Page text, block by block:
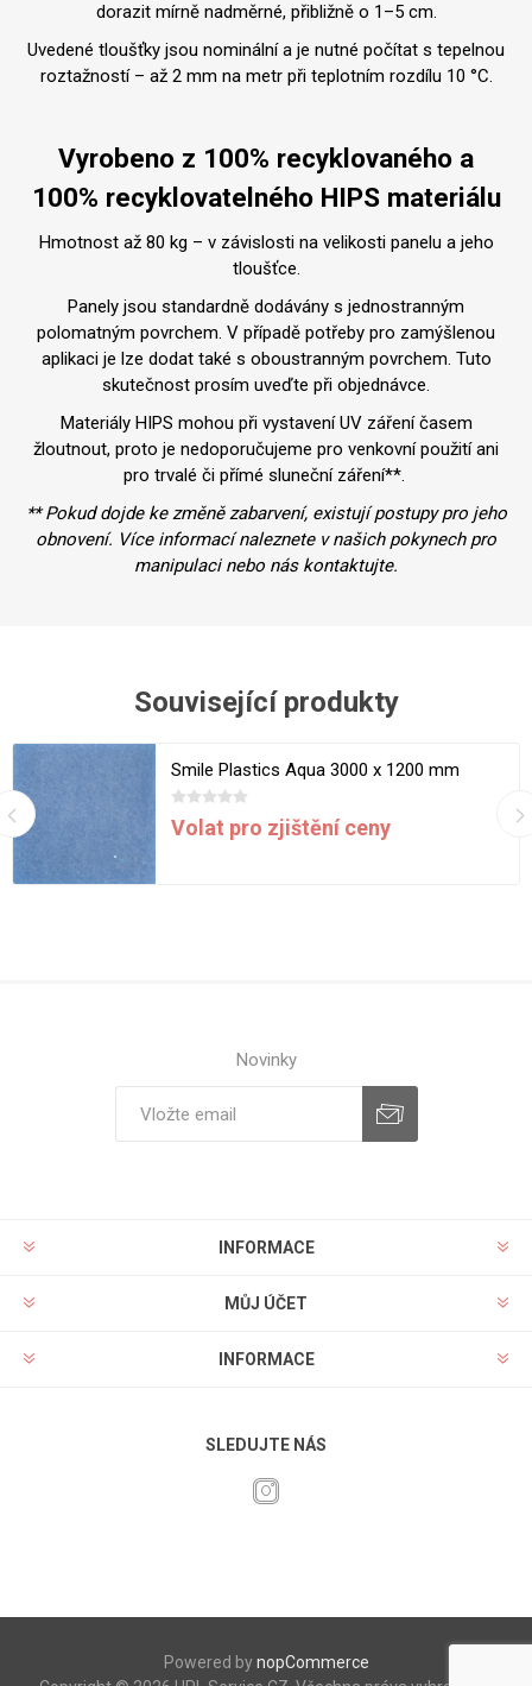
dorazit mírně nadměrné, přibližně o 1–5 cm.
Uvedené tloušťky jsou nominální a je nutné počítat s tepelnou
roztažností – až 2 mm na metr při teplotním rozdílu 10 °C.
Vyrobeno z 100% recyklovaného a
100% recyklovatelného HIPS materiálu
Hmotnost až 80 kg – v závislosti na velikosti panelu a jeho
tloušťce.
Panely jsou standardně dodávány s jednostranným
polomatným povrchem. V případě potřeby pro zamýšlenou
aplikaci je lze dodat také s oboustranným povrchem. Tuto
skutečnost prosím uveďte při objednávce.
Materiály HIPS mohou při vystavení UV záření časem
žloutnout, proto je nedoporučujeme pro venkovní použití ani
pro trvalé či přímé sluneční záření**.
** Pokud dojde ke změně zabarvení, existují postupy pro jeho
obnovení. Více informací naleznete v našich pokynech pro
manipulaci nebo nás kontaktujte.
Související produkty
Smile Plastics Aqua 3000 x 1200 mm
Volat pro zjištění ceny
Novinky
INFORMACE
MŮJ ÚČET
INFORMACE
SLEDUJTE NÁS
Powered bynopCommerce